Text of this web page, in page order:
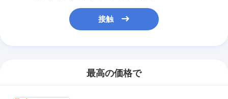
接触
最高の価格で